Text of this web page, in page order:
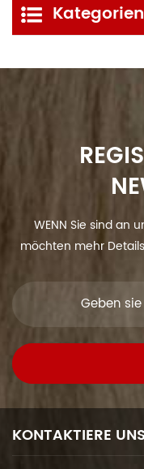
Kategorien
WENN Sie sind an
möchten mehr
KONTAKTIERE